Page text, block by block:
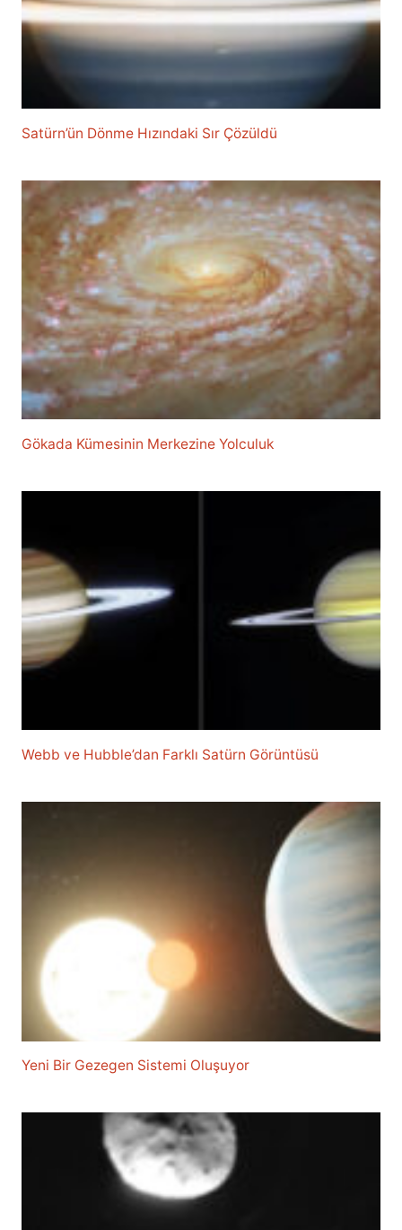
Satürn’ün Dönme Hızındaki Sır Çözüldü
Gökada Kümesinin Merkezine Yolculuk
Webb ve Hubble’dan Farklı Satürn Görüntüsü
Yeni Bir Gezegen Sistemi Oluşuyor